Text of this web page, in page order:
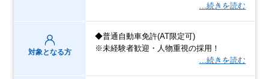
…続きを読む
対象となる方
◆普通自動車免許(AT限定可)
※未経験者歓迎・人物重視の採用！
…続きを読む